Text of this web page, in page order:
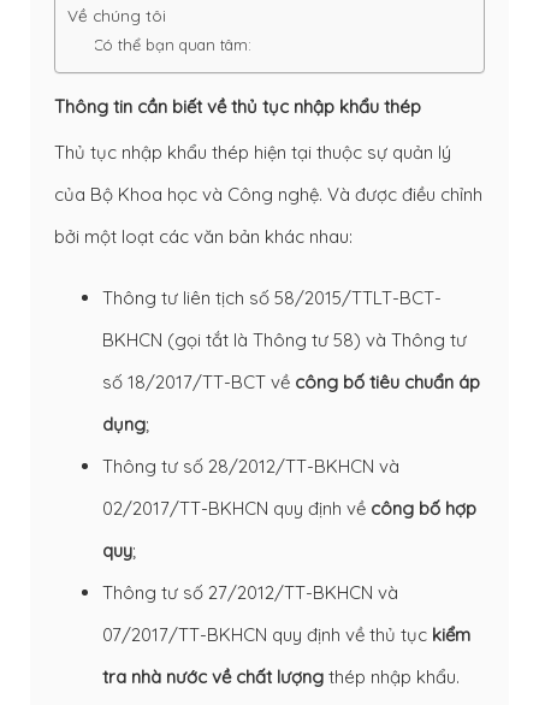
Về chúng tôi
Có thể bạn quan tâm:
Thông tin cần biết về thủ tục nhập khẩu thép
Thủ tục nhập khẩu thép hiện tại thuộc sự quản lý
của Bộ Khoa học và Công nghệ. Và được điều chỉnh
bởi một loạt các văn bản khác nhau:
Thông tư liên tịch số 58/2015/TTLT-BCT-
BKHCN (gọi tắt là Thông tư 58) và Thông tư
số 18/2017/TT-BCT về công bố tiêu chuẩn áp
dụng;
Thông tư số 28/2012/TT-BKHCN và
02/2017/TT-BKHCN quy định về công bố hợp
quy;
Thông tư số 27/2012/TT-BKHCN và
07/2017/TT-BKHCN quy định về thủ tục kiểm
tra nhà nước về chất lượng thép nhập khẩu.